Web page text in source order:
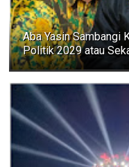
Aba Yasin Sambangi
Politik 2029 atau